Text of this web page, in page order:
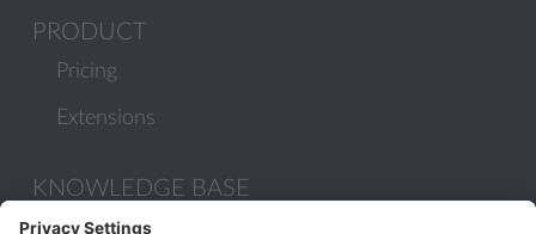
PRODUCT
Pricing
Extensions
KNOWLEDGE BASE
Documentation